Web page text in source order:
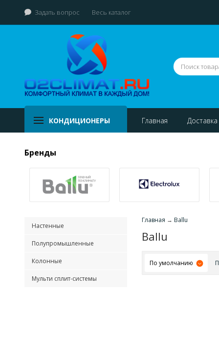
Задать вопрос Весь каталог
КОНДИЦИОНЕРЫ Главная Доставка
Бренды
Настенные
Полупромышленные
Колонные
Мульти сплит-системы
Главная → Ballu
Ballu
По умолчанию